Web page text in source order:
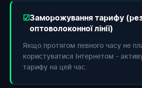
Заморожування тарифу
оптоволоконної лінії)
Якщо протягом певного часу не
користуватися Інтернетом -
тарифу на цей час.